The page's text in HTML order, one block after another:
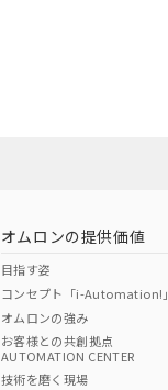
オムロンの提供価値
目指す姿
コンセプト「i-Automation!」
オムロンの強み
お客様との共創拠点
AUTOMATION CENTER
技術を磨く現場